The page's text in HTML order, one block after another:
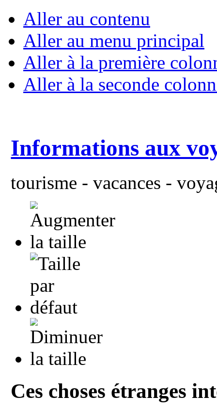
Aller au contenu
Aller au menu principal
Aller à la première
Aller à la seconde
Informations aux
tourisme - vacances -
Ces choses étranges